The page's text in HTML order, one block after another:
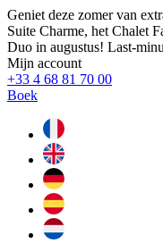
Geniet deze zomer van
Suite Charme, het Chalet
Duo in augustus! Last-
Mijn account
+33 4 68 81 70 00
Boek